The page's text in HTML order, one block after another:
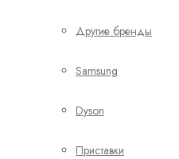
Другие бренды
Samsung
Dyson
Приставки